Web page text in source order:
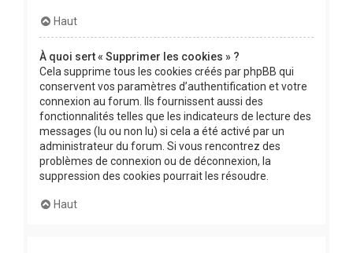
Haut
À quoi sert « Supprimer les cookies » ?
Cela supprime tous les cookies créés par phpBB qui
conservent vos paramètres d’authentification et votre
connexion au forum. Ils fournissent aussi des
fonctionnalités telles que les indicateurs de lecture des
messages (lu ou non lu) si cela a été activé par un
administrateur du forum. Si vous rencontrez des
problèmes de connexion ou de déconnexion, la
suppression des cookies pourrait les résoudre.
Haut